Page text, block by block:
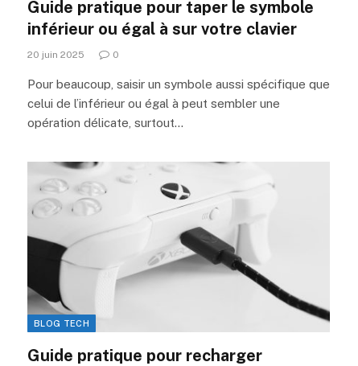
Guide pratique pour taper le symbole
inférieur ou égal à sur votre clavier
20 juin 2025 0
Pour beaucoup, saisir un symbole aussi spécifique que
celui de l’inférieur ou égal à peut sembler une
opération délicate, surtout…
BLOG TECH
Guide pratique pour recharger